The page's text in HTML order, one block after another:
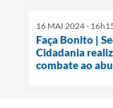
16 MAI 2024 -
Faça Bonito |
Cidadania
combate ao